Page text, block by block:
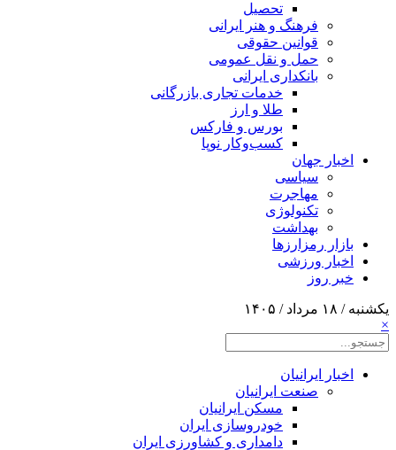
تحصیل
فرهنگ و هنر ایرانی
قوانین حقوقی
حمل و نقل عمومی
بانکداری ایرانی
خدمات تجاری بازرگانی
طلا و ارز
بورس و فارکس
کسب‌وکار نوپا
اخبار جهان
سیاسی
مهاجرت
تکنولوژی
بهداشت
بازار رمزارزها
اخبار ورزشی
خبر روز
یکشنبه / ۱۸ مرداد / ۱۴۰۵
×
اخبار ایرانیان
صنعت ایرانیان
مسکن ایرانیان
خودروسازی ایران
دامداری و کشاورزی ایران